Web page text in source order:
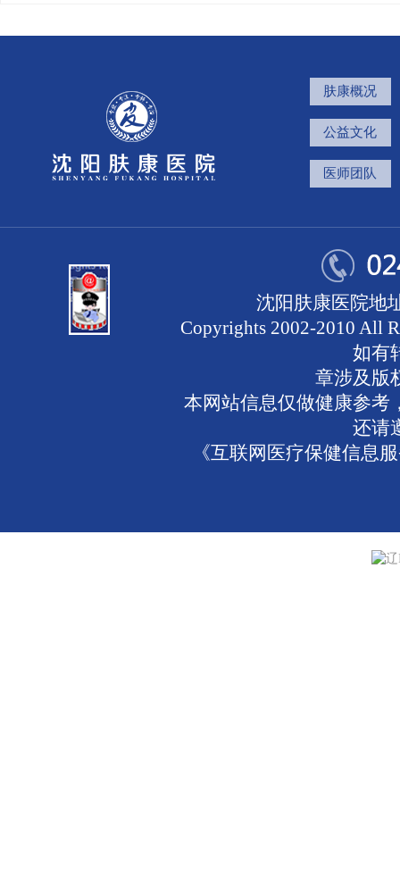
肤康概况
公益文化
医师团队
沈阳肤康医院地
Copyrights 2002-2010 All
如有
章涉及版
本网站信息仅做健康参考
还请
《互联网医疗保健信息
辽